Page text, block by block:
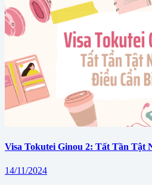
Visa Tokutei Ginou 2: Tất Tần Tật
14/11/2024